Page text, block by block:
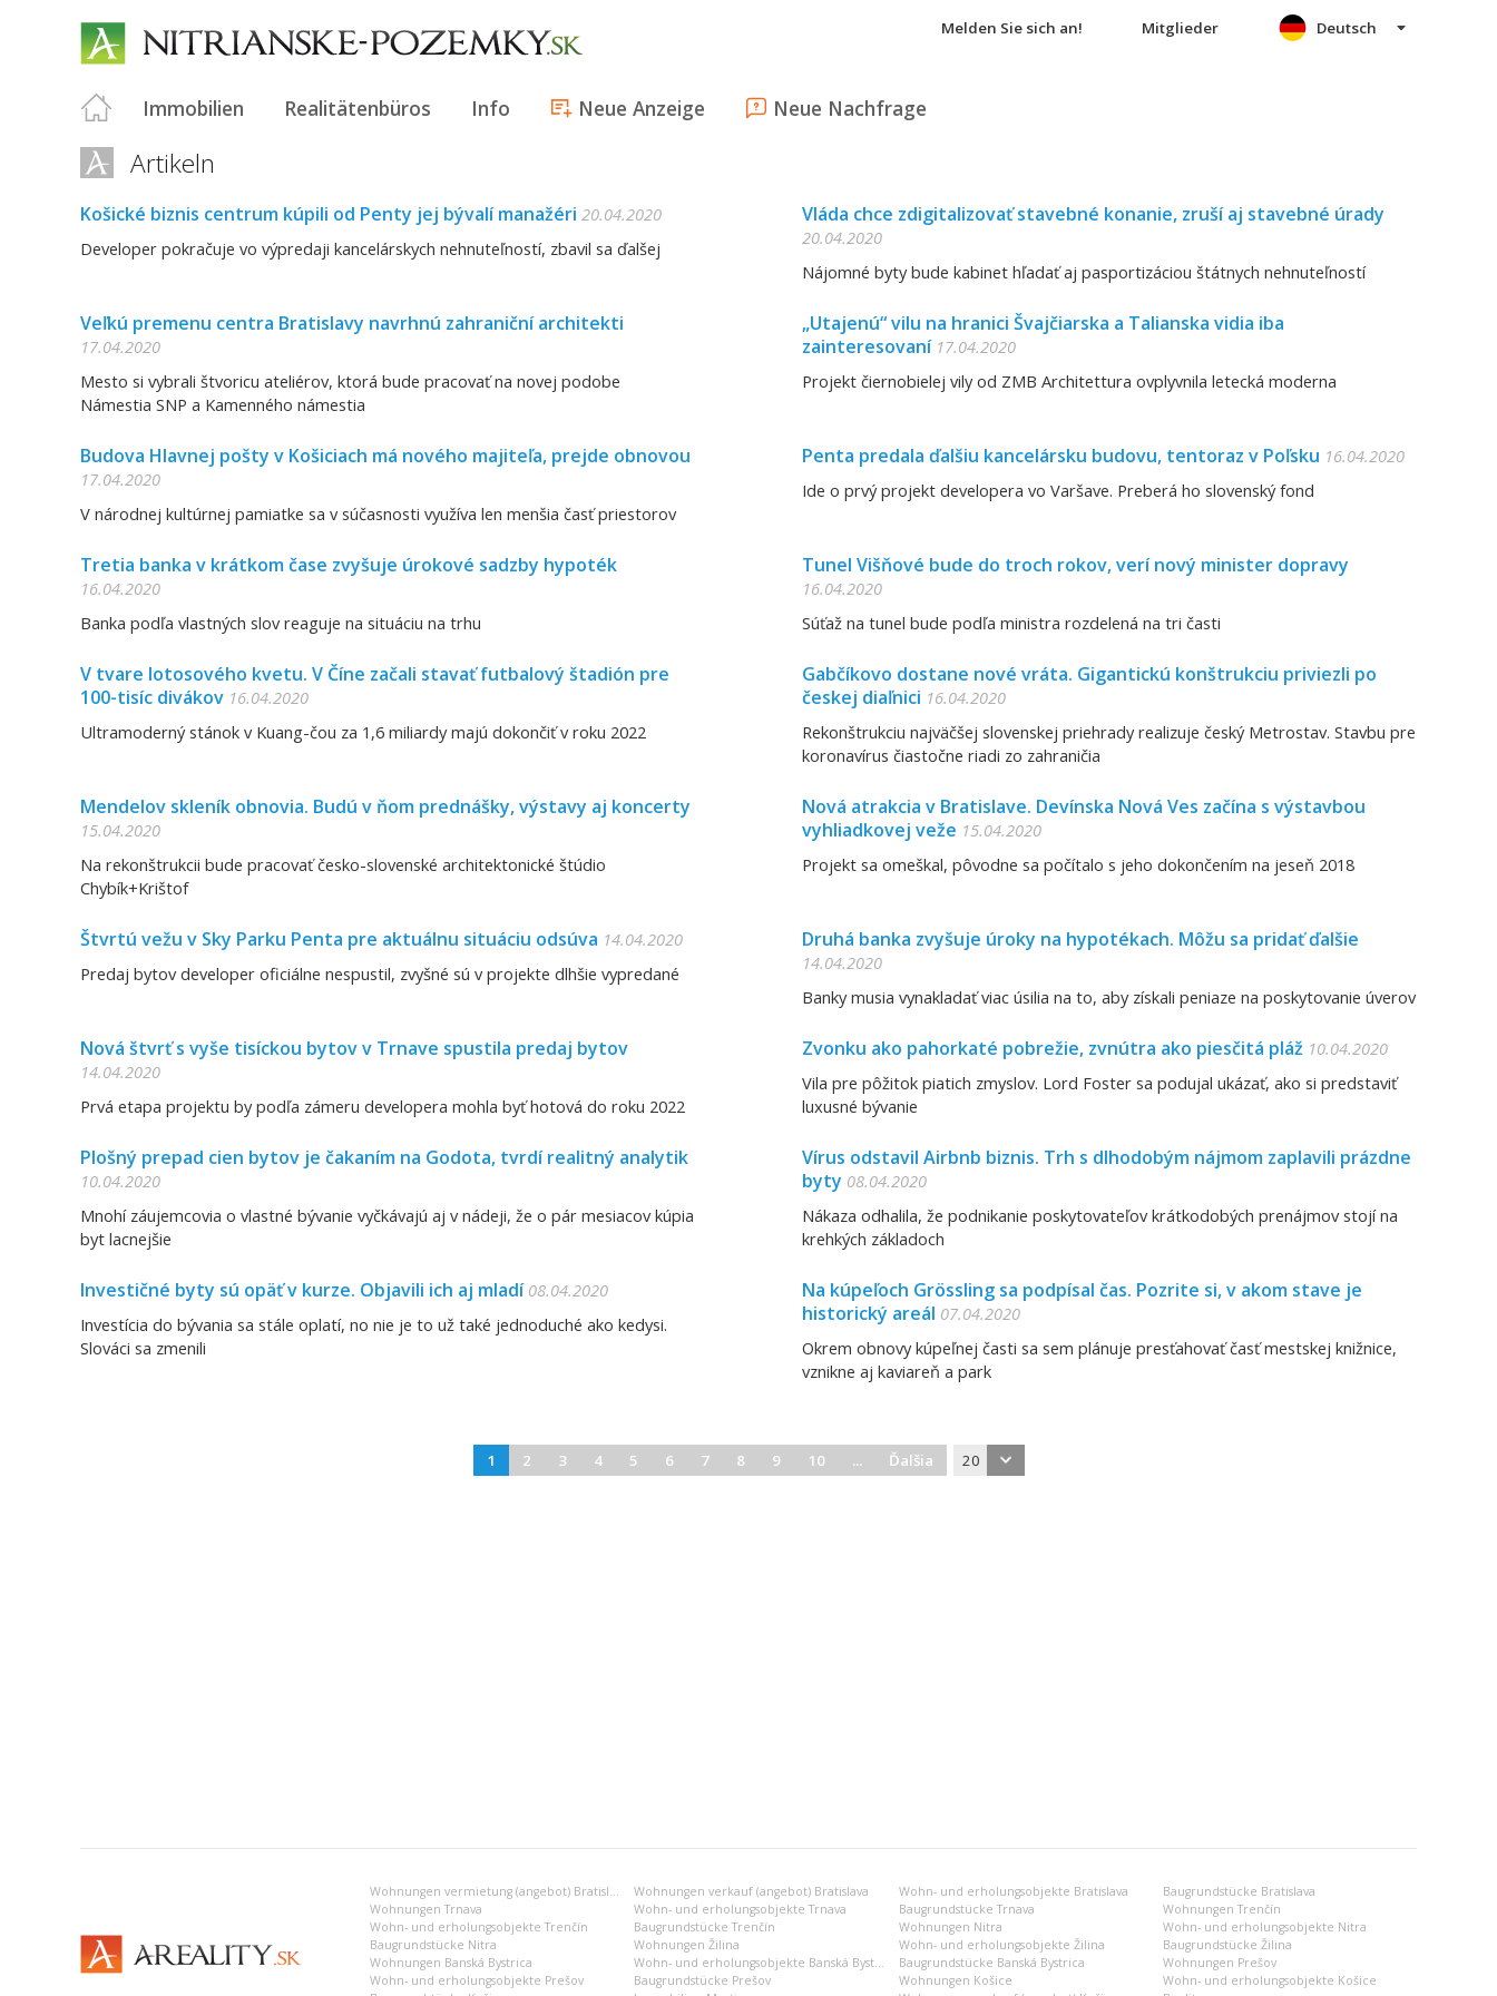
Melden Sie sich an! Mitglieder
Immobilien Realitätenbüros Info Neue Anzeige Neue Nachfrage
Deutsch
Artikeln
Košické biznis centrum kúpili od Penty jej bývalí manažéri 20.04.2020
Developer pokračuje vo výpredaji kancelárskych nehnuteľností, zbavil sa ďalšej
Vláda chce zdigitalizovať stavebné konanie, zruší aj stavebné úrady
20.04.2020
Nájomné byty bude kabinet hľadať aj pasportizáciou štátnych nehnuteľností
Veľkú premenu centra Bratislavy navrhnú zahraniční architekti
17.04.2020
Mesto si vybrali štvoricu ateliérov, ktorá bude pracovať na novej podobe
Námestia SNP a Kamenného námestia
„Utajenú“ vilu na hranici Švajčiarska a Talianska vidia iba
zainteresovaní 17.04.2020
Projekt čiernobielej vily od ZMB Architettura ovplyvnila letecká moderna
Budova Hlavnej pošty v Košiciach má nového majiteľa, prejde obnovou
17.04.2020
V národnej kultúrnej pamiatke sa v súčasnosti využíva len menšia časť priestorov
Penta predala ďalšiu kancelársku budovu, tentoraz v Poľsku 16.04.2020
Ide o prvý projekt developera vo Varšave. Preberá ho slovenský fond
Tretia banka v krátkom čase zvyšuje úrokové sadzby hypoték
16.04.2020
Banka podľa vlastných slov reaguje na situáciu na trhu
Tunel Višňové bude do troch rokov, verí nový minister dopravy
16.04.2020
Súťaž na tunel bude podľa ministra rozdelená na tri časti
V tvare lotosového kvetu. V Číne začali stavať futbalový štadión pre
100-tisíc divákov 16.04.2020
Ultramoderný stánok v Kuang-čou za 1,6 miliardy majú dokončiť v roku 2022
Gabčíkovo dostane nové vráta. Gigantickú konštrukciu priviezli po
českej diaľnici 16.04.2020
Rekonštrukciu najväčšej slovenskej priehrady realizuje český Metrostav. Stavbu pre
koronavírus čiastočne riadi zo zahraničia
Mendelov skleník obnovia. Budú v ňom prednášky, výstavy aj koncerty
15.04.2020
Na rekonštrukcii bude pracovať česko-slovenské architektonické štúdio
Chybík+Krištof
Nová atrakcia v Bratislave. Devínska Nová Ves začína s výstavbou
vyhliadkovej veže 15.04.2020
Projekt sa omeškal, pôvodne sa počítalo s jeho dokončením na jeseň 2018
Štvrtú vežu v Sky Parku Penta pre aktuálnu situáciu odsúva 14.04.2020
Predaj bytov developer oficiálne nespustil, zvyšné sú v projekte dlhšie vypredané
Druhá banka zvyšuje úroky na hypotékach. Môžu sa pridať ďalšie
14.04.2020
Banky musia vynakladať viac úsilia na to, aby získali peniaze na poskytovanie úverov
Nová štvrť s vyše tisíckou bytov v Trnave spustila predaj bytov
14.04.2020
Prvá etapa projektu by podľa zámeru developera mohla byť hotová do roku 2022
Zvonku ako pahorkaté pobrežie, zvnútra ako piesčitá pláž 10.04.2020
Vila pre pôžitok piatich zmyslov. Lord Foster sa podujal ukázať, ako si predstaviť
luxusné bývanie
Plošný prepad cien bytov je čakaním na Godota, tvrdí realitný analytik
10.04.2020
Mnohí záujemcovia o vlastné bývanie vyčkávajú aj v nádeji, že o pár mesiacov kúpia
byt lacnejšie
Vírus odstavil Airbnb biznis. Trh s dlhodobým nájmom zaplavili prázdne
byty 08.04.2020
Nákaza odhalila, že podnikanie poskytovateľov krátkodobých prenájmov stojí na
krehkých základoch
Investičné byty sú opäť v kurze. Objavili ich aj mladí 08.04.2020
Investícia do bývania sa stále oplatí, no nie je to už také jednoduché ako kedysi.
Slováci sa zmenili
Na kúpeľoch Grössling sa podpísal čas. Pozrite si, v akom stave je
historický areál 07.04.2020
Okrem obnovy kúpeľnej časti sa sem plánuje presťahovať časť mestskej knižnice,
vznikne aj kaviareň a park
1 2 3 4 5 6 7 8 9 10 ... Ďalšia 20
Wohnungen vermietung (angebot) Bratislava Wohnungen verkauf (angebot) Bratislava Wohn- und erholungsobjekte Bratislava
Baugrundstücke Bratislava
Wohnungen Trnava
Wohn- und erholungsobjekte Trnava Baugrundstücke Trnava
Wohnungen Trenčín
Wohn- und erholungsobjekte Trenčín
Baugrundstücke Trenčín Wohnungen Nitra
Wohn- und erholungsobjekte Nitra
Baugrundstücke Nitra
Wohnungen Žilina Wohn- und erholungsobjekte Žilina
Baugrundstücke Žilina
Wohnungen Banská Bystrica
Wohn- und erholungsobjekte Banská Bystrica Baugrundstücke Banská Bystrica
Wohnungen Prešov
Wohn- und erholungsobjekte Prešov
Baugrundstücke Prešov Wohnungen Košice
Wohn- und erholungsobjekte Košice